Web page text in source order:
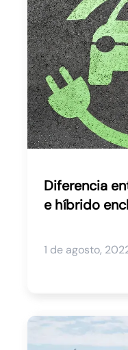
Diferencia
e híbrido
1 de agosto,